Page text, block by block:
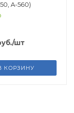
A-560)
/шт
КОРЗИНУ